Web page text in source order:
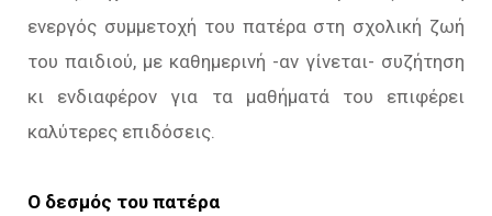
ενεργός συμμετοχή του πατέρα στη σχολική ζωή
του παιδιού, με καθημερινή -αν γίνεται- συζήτηση
κι ενδιαφέρον για τα μαθήματά του επιφέρει
καλύτερες επιδόσεις.
Ο δεσμός του πατέρα